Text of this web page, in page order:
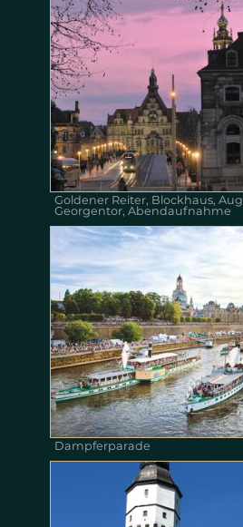
Goldener Reiter, Blockhaus,
Georgentor, Abendaufnahme
Dampferparade